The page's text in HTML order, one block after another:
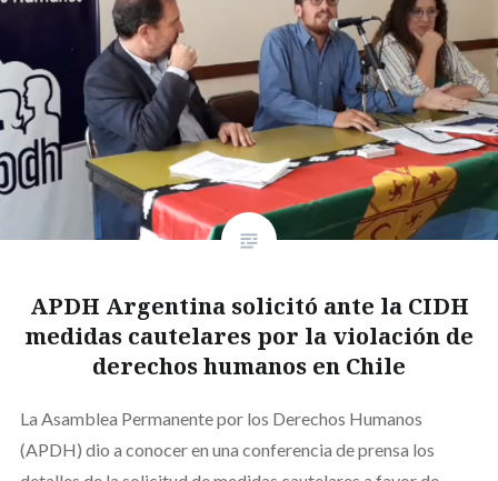
APDH Argentina solicitó ante la CIDH
medidas cautelares por la violación de
derechos humanos en Chile
La Asamblea Permanente por los Derechos Humanos
(APDH) dio a conocer en una conferencia de prensa los